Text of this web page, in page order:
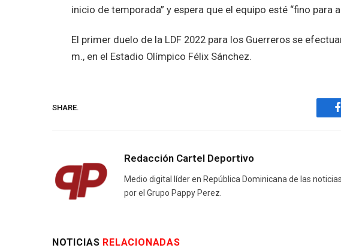
inicio de temporada” y espera que el equipo esté “fino para
El primer duelo de la LDF 2022 para los Guerreros se
m., en el Estadio Olímpico Félix Sánchez.
SHARE.
Redacción Cartel Deportivo
Medio digital líder en República Dominicana de las
por el Grupo Pappy Perez.
NOTICIAS RELACIONADAS